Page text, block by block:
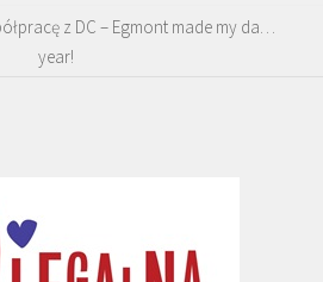
z DC – Egmont made my da…
year!